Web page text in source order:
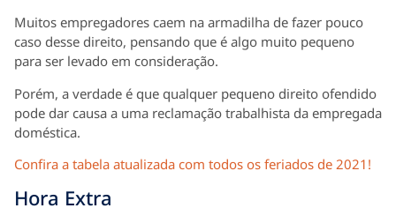
Muitos empregadores caem na armadilha de fazer pouco
caso desse direito, pensando que é algo muito pequeno
para ser levado em consideração.
Porém, a verdade é que qualquer pequeno direito ofendido
pode dar causa a uma reclamação trabalhista da empregada
doméstica.
Confira a tabela atualizada com todos os feriados de 2021!
Hora Extra